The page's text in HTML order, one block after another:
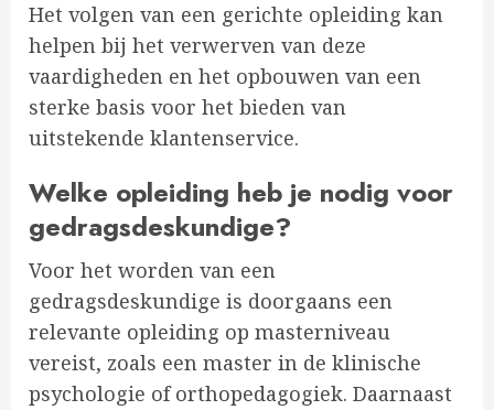
Het volgen van een gerichte opleiding kan
helpen bij het verwerven van deze
vaardigheden en het opbouwen van een
sterke basis voor het bieden van
uitstekende klantenservice.
Welke opleiding heb je nodig voor
gedragsdeskundige?
Voor het worden van een
gedragsdeskundige is doorgaans een
relevante opleiding op masterniveau
vereist, zoals een master in de klinische
psychologie of orthopedagogiek. Daarnaast